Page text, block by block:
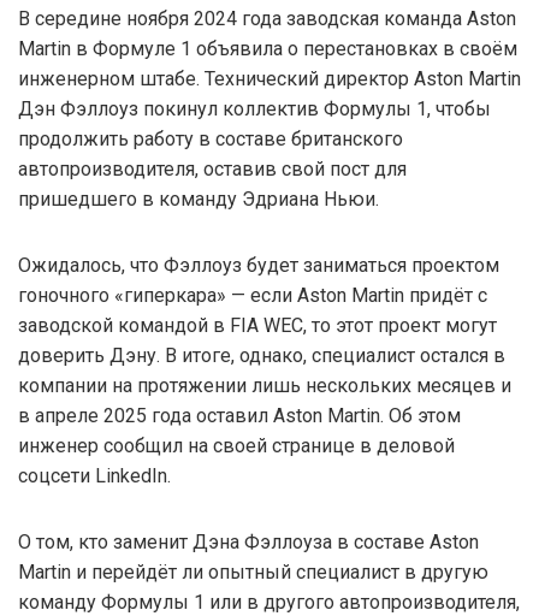
В середине ноября 2024 года заводская команда Aston
Martin в Формуле 1 объявила о перестановках в своём
инженерном штабе. Технический директор Aston Martin
Дэн Фэллоуз покинул коллектив Формулы 1, чтобы
продолжить работу в составе британского
автопроизводителя, оставив свой пост для
пришедшего в команду Эдриана Ньюи.
Ожидалось, что Фэллоуз будет заниматься проектом
гоночного «гиперкара» — если Aston Martin придёт с
заводской командой в FIA WEC, то этот проект могут
доверить Дэну. В итоге, однако, специалист остался в
компании на протяжении лишь нескольких месяцев и
в апреле 2025 года оставил Aston Martin. Об этом
инженер сообщил на своей странице в деловой
соцсети LinkedIn.
О том, кто заменит Дэна Фэллоуза в составе Aston
Martin и перейдёт ли опытный специалист в другую
команду Формулы 1 или в другого автопроизводителя,